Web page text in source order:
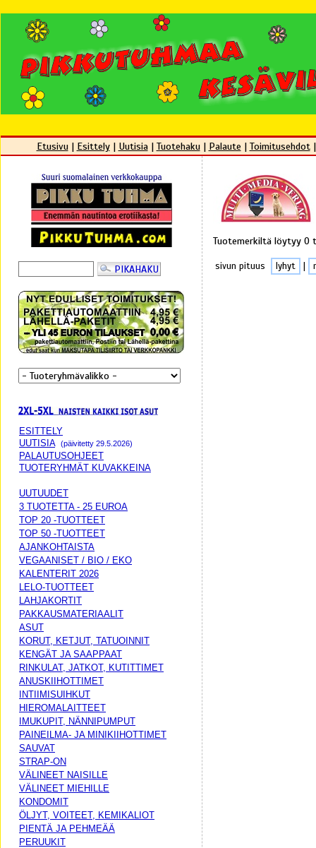
Etusivu| Esittely| Uutisia| Tuotehaku| Palaute | Toimitusehdot
ESITTELY
UUTISIA
(päivitetty 29.5.2026)
PALAUTUSOHJEET
TUOTERYHMÄT KUVAKKEINA
UUTUUDET
3 TUOTETTA - 25 EUROA
TOP 20 -TUOTTEET
TOP 50 -TUOTTEET
AJANKOHTAISTA
VEGAANISET / BIO / EKO
KALENTERIT 2026
LELO-TUOTTEET
LAHJAKORTIT
PAKKAUSMATERIAALIT
ASUT
KORUT, KETJUT, TATUOINNIT
KENGÄT JA SAAPPAAT
RINKULAT, JATKOT, KUTITTIMET
ANUSKIIHOTTIMET
INTIIMISUIHKUT
HIEROMALAITTEET
IMUKUPIT, NÄNNIPUMPUT
PAINEILMA- JA MINIKIIHOTTIMET
SAUVAT
STRAP-ON
VÄLINEET NAISILLE
VÄLINEET MIEHILLE
KONDOMIT
ÖLJYT, VOITEET, KEMIKALIOT
PIENTÄ JA PEHMEÄÄ
PERUUKIT
Tuotemerkiltä löytyy 0
sivun pituus lyhyt